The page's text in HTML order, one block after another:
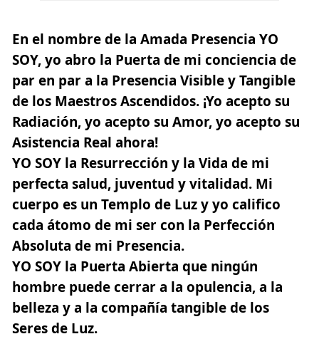
En el nombre de la Amada Presencia YO
SOY, yo abro la Puerta de mi conciencia de
par en par a la Presencia Visible y Tangible
de los Maestros Ascendidos. ¡Yo acepto su
Radiación, yo acepto su Amor, yo acepto su
Asistencia Real ahora!
YO SOY la Resurrección y la Vida de mi
perfecta salud, juventud y vitalidad. Mi
cuerpo es un Templo de Luz y yo califico
cada átomo de mi ser con la Perfección
Absoluta de mi Presencia.
YO SOY la Puerta Abierta que ningún
hombre puede cerrar a la opulencia, a la
belleza y a la compañía tangible de los
Seres de Luz.